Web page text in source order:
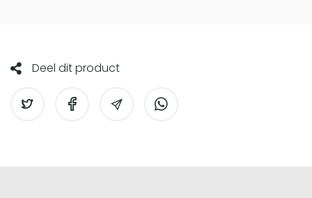
Deel dit product